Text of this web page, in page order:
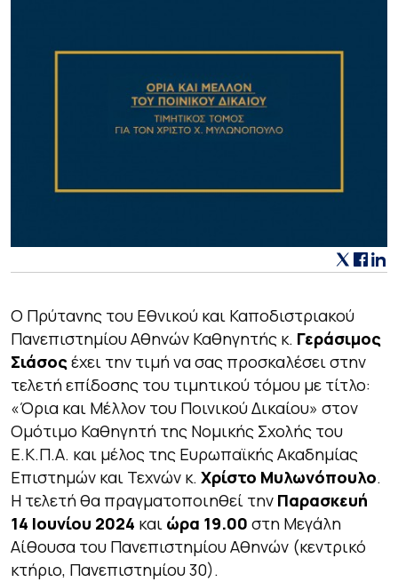
Ο Πρύτανης του Εθνικού και Καποδιστριακού
Πανεπιστημίου Αθηνών Καθηγητής κ. Γεράσιμος
Σιάσος έχει την τιμή να σας προσκαλέσει στην
τελετή επίδοσης του τιμητικού τόμου με τίτλο:
«Όρια και Μέλλον του Ποινικού Δικαίου» στον
Ομότιμο Καθηγητή της Νομικής Σχολής του
Ε.Κ.Π.Α. και μέλος της Ευρωπαϊκής Ακαδημίας
Επιστημών και Τεχνών κ. Χρίστο Μυλωνόπουλο.
Η τελετή θα πραγματοποιηθεί την Παρασκευή
14 Ιουνίου 2024 και ώρα 19.00 στη Μεγάλη
Αίθουσα του Πανεπιστημίου Αθηνών (κεντρικό
κτήριο, Πανεπιστημίου 30).